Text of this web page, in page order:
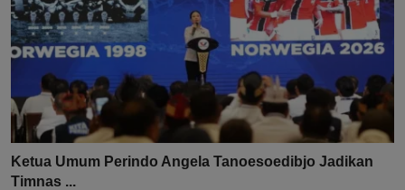
Ketua Umum Perindo Angela Tanoesoedibjo Jadikan
Timnas ...